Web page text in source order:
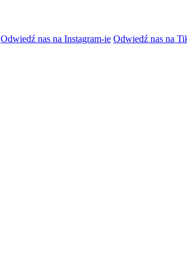
Odwiedź nas na Instagram-ie Odwiedź nas na